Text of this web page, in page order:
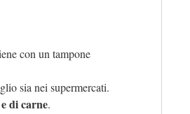
con un tampone
sia nei supermercati.
di carne.